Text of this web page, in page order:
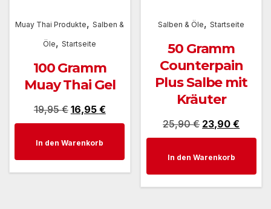
Muay Thai Produkte,Salben &
Öle,Startseite
100 Gramm
Muay Thai Gel
19,95€ Ursprünglicher
Preis
war:
19,95 €
16,95 €Aktueller
Preis
16,95 €.
In den Warenkorb
Salben & Öle,Startseite
50 Gramm
Counterpain
Plus Salbe mit
Kräuter
25,90€ Ursprünglicher
Preis
war:
25,90 €
23,90€
Preis
23,90
In den Warenkorb